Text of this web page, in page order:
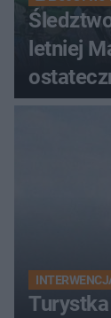
letniej